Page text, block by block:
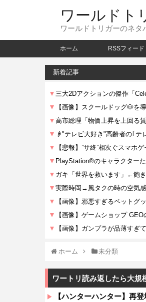
ワールドト
ワールドトリガーのネ
ホーム RSSフィード
新着記事
ホーム 未分類
ワートリ読み返したら大
【ハンターハンター】再